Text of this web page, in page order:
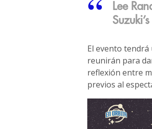
Lee
El evento tendrá
reunirán para
reflexión entre
previos al